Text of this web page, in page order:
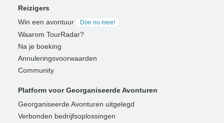
Reizigers
Win een avontuur
Doe nu mee!
Waarom TourRadar?
Na je boeking
Annuleringsvoorwaarden
Community
Platform voor Georganiseerde Avonturen
Georganiseerde Avonturen uitgelegd
Verbonden bedrijfsoplossingen